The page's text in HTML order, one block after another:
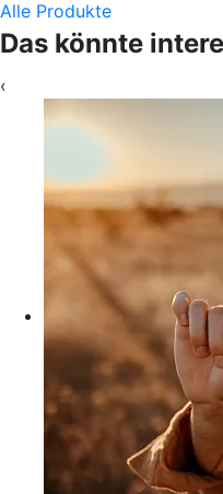
Alle Produkte
Das könnte
‹